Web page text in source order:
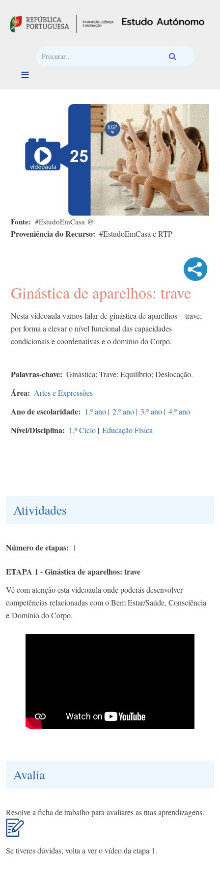
Fonte #EstudoEmCasa @
Proveniência do Recurso #EstudoEmCasa e RTP
Ginástica de aparelhos: trave
Nesta videoaula vamos falar de ginástica de aparelhos – trave;
por forma a elevar o nível funcional das capacidades
condicionais e coordenativas e o domínio do Corpo.
Palavras-chave Ginástica; Trave: Equilíbrio; Deslocação.
Área Artes e Expressões
Ano de escolaridade 1.º ano | 2.º ano | 3.º ano | 4.º ano
Nível/Disciplina 1.º Ciclo | Educação Física
Atividades
Número de etapas 1
ETAPA 1 - Ginástica de aparelhos: trave
Vê com atenção esta videoaula onde poderás desenvolver
competências relacionadas com o Bem Estar/Saúde, Consciência
e Domínio do Corpo.
Avalia
Resolve a ficha de trabalho para avaliares as tuas aprendizagens.
Se tiveres dúvidas, volta a ver o vídeo da etapa 1.